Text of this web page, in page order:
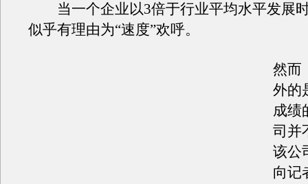
当一个企业以3倍于行业平均水平发展
似乎有理由为“速度”欢呼。
然而
外的
成绩
司并
该公
向记